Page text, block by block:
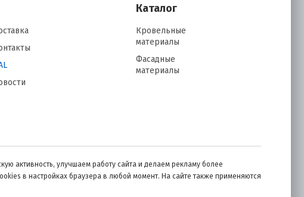
Каталог
Кровельные
материалы
Фасадные
материалы
активность, улучшаем работу сайта и делаем рекламу более
в настройках браузера в любой момент. На сайте также применяются